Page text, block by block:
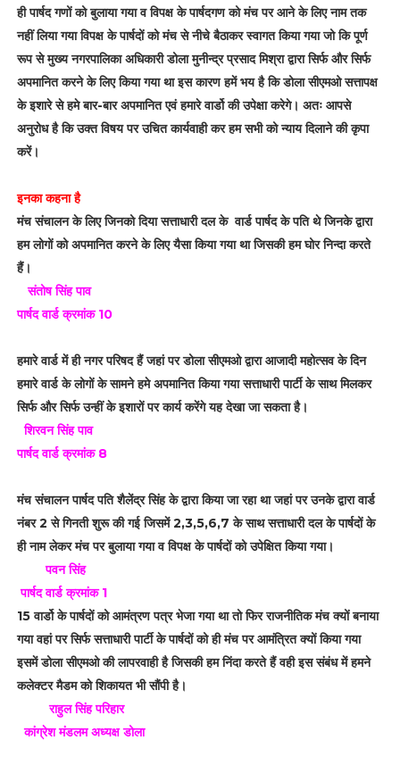
ही पार्षद गणों को बुलाया गया व विपक्ष के पार्षदगण को मंच पर आने के लिए नाम तक
नहीं लिया गया विपक्ष के पार्षदों को मंच से नीचे बैठाकर स्वागत किया गया जो कि पूर्ण
रूप से मुख्य नगरपालिका अधिकारी डोला मुनीन्द्र प्रसाद मिश्रा द्वारा सिर्फ और सिर्फ
अपमानित करने के लिए किया गया था इस कारण हमें भय है कि डोला सीएमओ सत्तापक्ष
के इशारे से हमे बार-बार अपमानित एवं हमारे वार्डो की उपेक्षा करेगे। अतः आपसे
अनुरोध है कि उक्त विषय पर उचित कार्यवाही कर हम सभी को न्याय दिलाने की कृपा
करें।
इनका कहना है
मंच संचालन के लिए जिनको दिया सत्ताधारी दल के वार्ड पार्षद के पति थे जिनके द्वारा
हम लोगों को अपमानित करने के लिए यैसा किया गया था जिसकी हम घोर निन्दा करते
हैं।
संतोष सिंह पाव
पार्षद वार्ड क्रमांक 10
हमारे वार्ड में ही नगर परिषद हैं जहां पर डोला सीएमओ द्वारा आजादी महोत्सव के दिन
हमारे वार्ड के लोगों के सामने हमे अपमानित किया गया सत्ताधारी पार्टी के साथ मिलकर
सिर्फ और सिर्फ उन्हीं के इशारों पर कार्य करेंगे यह देखा जा सकता है।
शिरवन सिंह पाव
पार्षद वार्ड क्रमांक 8
मंच संचालन पार्षद पति शैलेंद्र सिंह के द्वारा किया जा रहा था जहां पर उनके द्वारा वार्ड
नंबर 2 से गिनती शुरू की गई जिसमें 2,3,5,6,7 के साथ सत्ताधारी दल के पार्षदों के
ही नाम लेकर मंच पर बुलाया गया व विपक्ष के पार्षदों को उपेक्षित किया गया।
पवन सिंह
पार्षद वार्ड क्रमांक 1
15 वार्डो के पार्षदों को आमंत्रण पत्र भेजा गया था तो फिर राजनीतिक मंच क्यों बनाया
गया वहां पर सिर्फ सत्ताधारी पार्टी के पार्षदों को ही मंच पर आमंत्रित क्यों किया गया
इसमें डोला सीएमओ की लापरवाही है जिसकी हम निंदा करते हैं वही इस संबंध में हमने
कलेक्टर मैडम को शिकायत भी सौंपी है।
राहुल सिंह परिहार
कांग्रेश मंडलम अध्यक्ष डोला